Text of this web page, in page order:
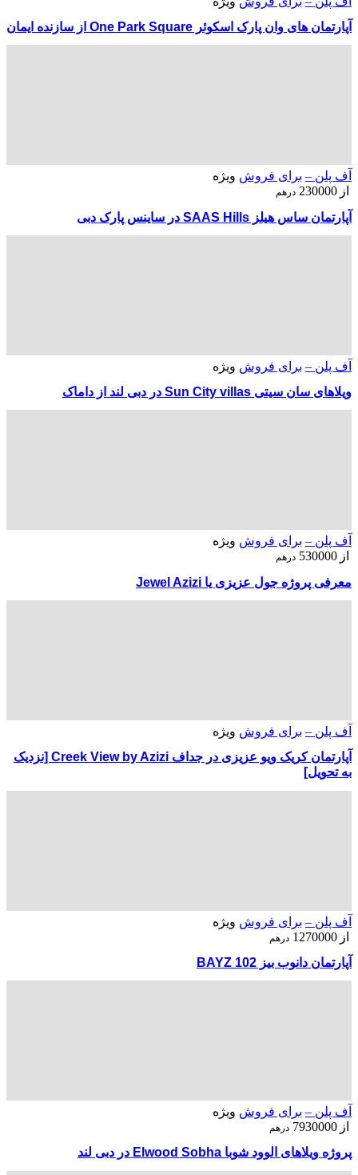
آپارتمان های وان پارک اسکوئر One Park Square از سازنده ایمان
آف پلن – برای فروش ویژه
از 230000 درهم
آپارتمان ساس هیلز SAAS Hills در ساینس پارک دبی
آف پلن – برای فروش ویژه
ویلاهای سان سیتی Sun City villas در دبی لند از داماک
آف پلن – برای فروش ویژه
از 530000 درهم
معرفی پروژه جول عزیزی یا Jewel Azizi
آف پلن – برای فروش ویژه
آپارتمان کریک ویو عزیزی در جداف Creek View by Azizi [نزدیک
به تحویل]
آف پلن – برای فروش ویژه
از 1270000 درهم
آپارتمان دانوب بیز BAYZ 102
آف پلن – برای فروش ویژه
از 7930000 درهم
پروژه ویلاهای الوود شوبا Elwood Sobha در دبی لند